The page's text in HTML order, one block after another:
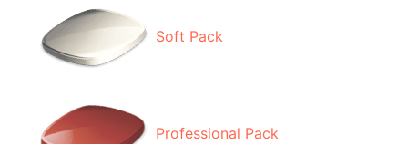
Soft Pack
Professional Pack